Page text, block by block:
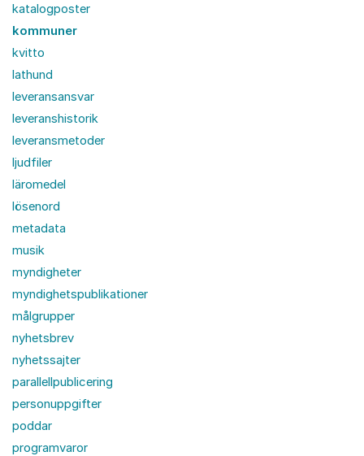
katalogposter
kommuner
kvitto
lathund
leveransansvar
leveranshistorik
leveransmetoder
ljudfiler
läromedel
lösenord
metadata
musik
myndigheter
myndighetspublikationer
målgrupper
nyhetsbrev
nyhetssajter
parallellpublicering
personuppgifter
poddar
programvaror